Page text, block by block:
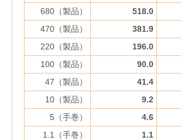
680（製品）
518.0
470（製品）
381.9
220（製品）
196.0
100（製品）
90.0
47（製品）
41.4
10（製品）
9.2
5（手巻）
4.6
1.1（手巻）
1.1